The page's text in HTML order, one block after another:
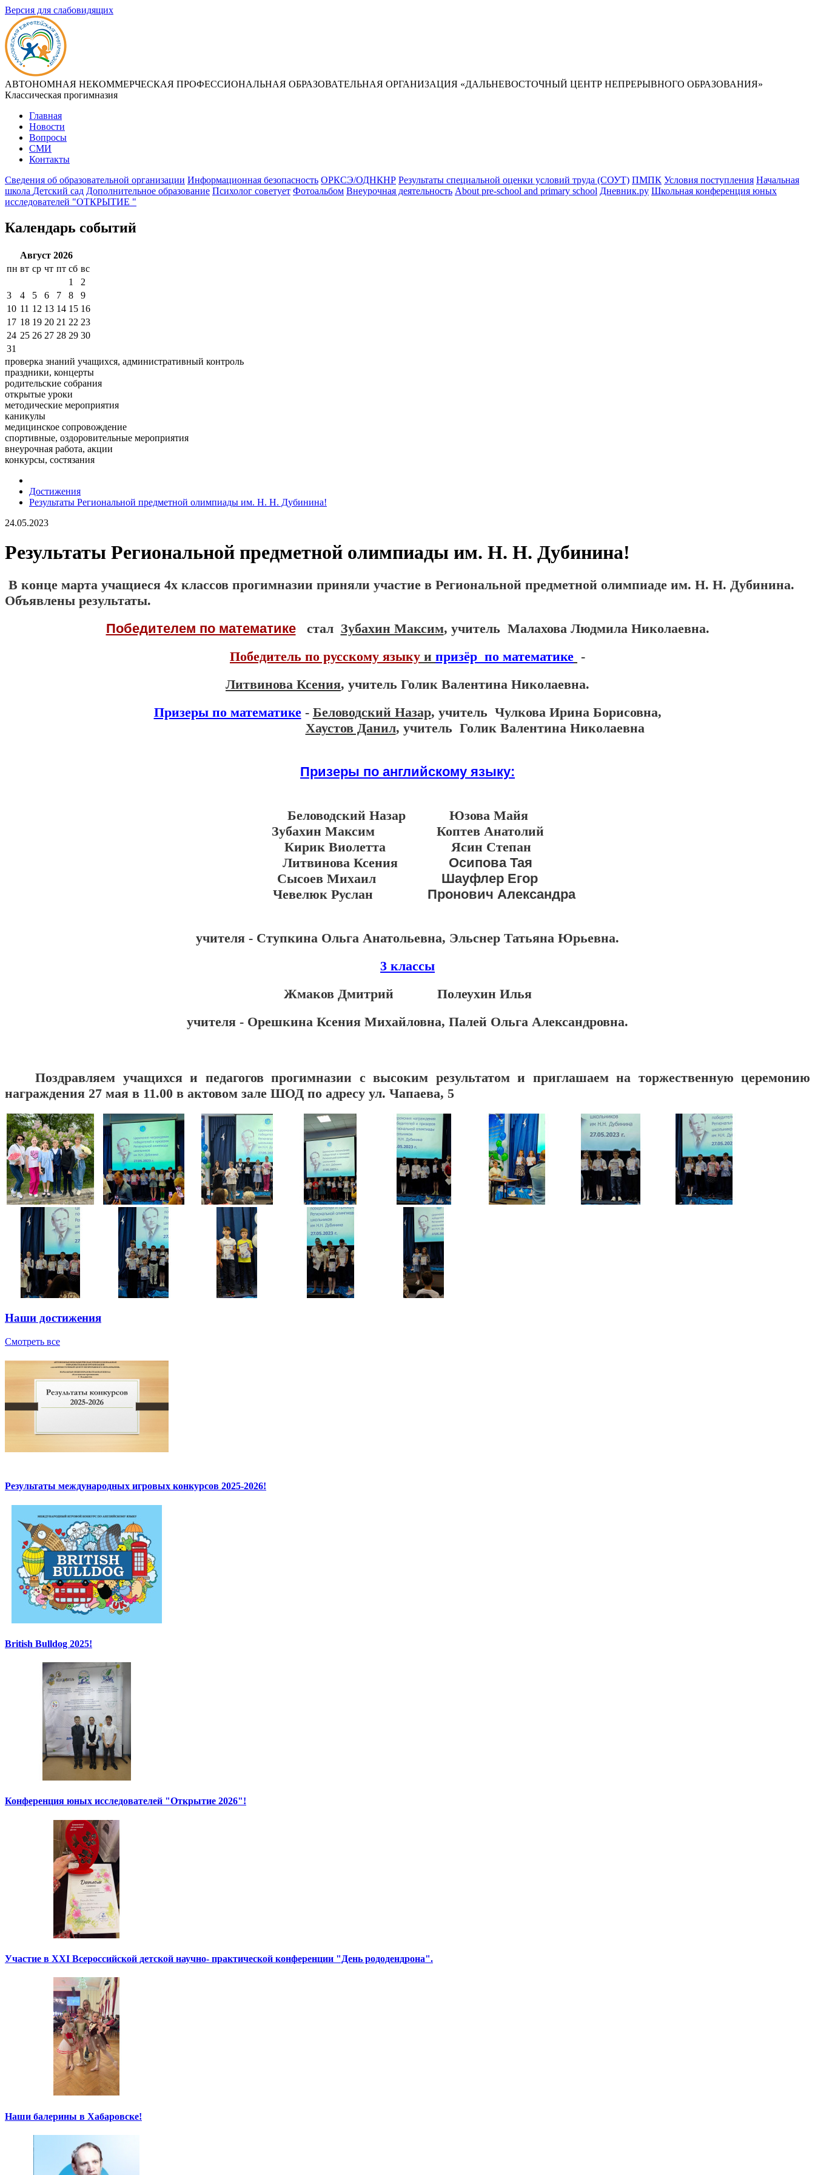
Версия для слабовидящих
АВТОНОМНАЯ НЕКОММЕРЧЕСКАЯ ПРОФЕССИОНАЛЬНАЯ ОБРАЗОВАТЕЛЬНАЯ ОРГАНИЗАЦИЯ «ДАЛЬНЕВОСТОЧНЫЙ ЦЕНТР НЕПРЕРЫВНОГО ОБРАЗОВАНИЯ»
Классическая прогимназия
Главная
Новости
Вопросы
СМИ
Контакты
Сведения об образовательной организации Информационная безопасность ОРКСЭ/ОДНКНР Результаты специальной оценки условий труда (СОУТ) ПМПК Условия поступления Начальная
школа Детский сад Дополнительное образование Психолог советует Фотоальбом Внеурочная деятельность About pre-school and primary school Дневник.ру Школьная конференция юных
исследователей "ОТКРЫТИЕ "
Календарь событий
Август 2026
пн вт ср чт пт сб вс
1
2
3
4 5 6 7 8
9
10 11 12 13 14 15 16
17 18 19 20 21 22 23
24 25 26 27 28 29 30
31
проверка знаний учащихся, административный контроль
праздники, концерты
родительские собрания
открытые уроки
методические мероприятия
каникулы
медицинское сопровождение
спортивные, оздоровительные мероприятия
внеурочная работа, акции
конкурсы, состязания
Достижения
Результаты Региональной предметной олимпиады им. Н. Н. Дубинина!
24.05.2023
Результаты Региональной предметной олимпиады им. Н. Н. Дубинина!
В конце марта учащиеся 4х классов прогимназии приняли участие в Региональной предметной олимпиаде им. Н. Н. Дубинина.
Объявлены результаты.
Победителем по математике
стал Зубахин Максим, учитель Малахова Людмила Николаевна.
Победитель по русскому языку и призёр по математике -
Литвинова Ксения, учитель Голик Валентина Николаевна.
Призеры по математике- Беловодский Назар, учитель Чулкова Ирина Борисовна,
Хаустов Данил, учитель Голик Валентина Николаевна
Призеры по английскому языку:
Беловодский Назар Юзова Майя
Зубахин Максим Коптев Анатолий
Кирик Виолетта Ясин Степан
Литвинова Ксения Осипова Тая
Сысоев Михаил Шауфлер Егор
Чевелюк Руслан Пронович Александра
учителя - Ступкина Ольга Анатольевна, Эльснер Татьяна Юрьевна.
3 классы
Жмаков Дмитрий Полеухин Илья
учителя - Орешкина Ксения Михайловна, Палей Ольга Александровна.
Поздравляем учащихся и педагогов прогимназии с высоким результатом и приглашаем на торжественную церемонию
награждения 27 мая в 11.00 в актовом зале ШОД по адресу ул. Чапаева, 5
Наши достижения
Смотреть все
Результаты международных игровых конкурсов 2025-2026!
British Bulldog 2025!
Конференция юных исследователей "Открытие 2026"!
Участие в XXI Всероссийской детской научно- практической конференции "День рододендрона".
Наши балерины в Хабаровске!